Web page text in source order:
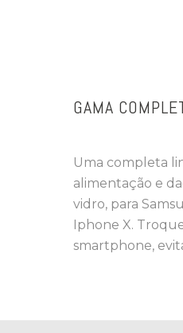
GAMA
Uma completa
alimentação e
vidro, para
Iphone X.
smartphone,